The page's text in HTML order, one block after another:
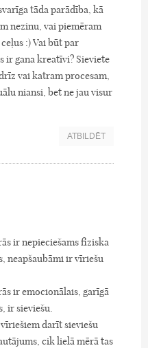
tāda parādība, kā
nezinu, vai piemēram
:) Vai būt par
ir gana kreatīvi? Sieviete
vai katram procesam,
niansi, bet ne jau visur
ATBILDĒT
ir nepieciešams fiziska
neapšaubāmi ir vīriešu
ir emocionālais, garīgā
ir sieviešu.
darīt sieviešu
cik lielā mērā tas